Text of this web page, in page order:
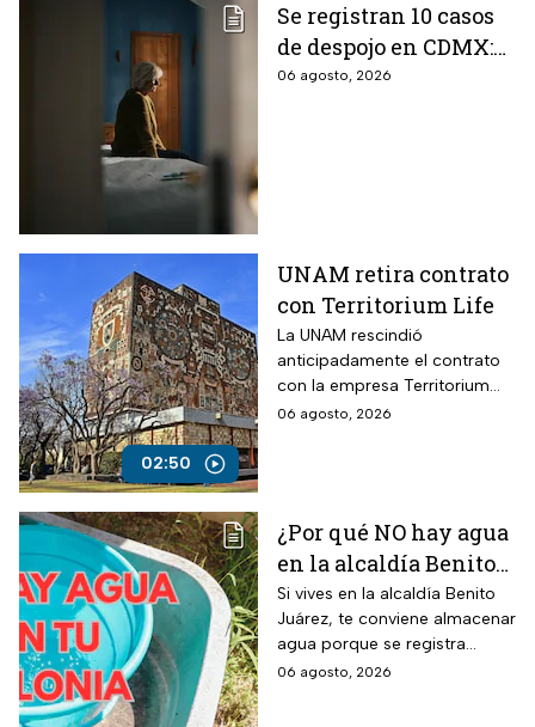
Se registran 10 casos
de despojo en CDMX:
adultos mayores son
06 agosto, 2026
02:50
UNAM retira contrato
con Territorium Life
La UNAM rescindió
anticipadamente el contrato
con la empresa Territorium
Life, encargada del examen
06 agosto, 2026
¿Por qué NO hay agua
en la alcaldía Benito
Juárez? Lista de
colonias afectadas
hasta el viernes
Si vives en la alcaldía Benito
Juárez, te conviene almacenar
agua porque se registra
suspensión del suministro por
06 agosto, 2026